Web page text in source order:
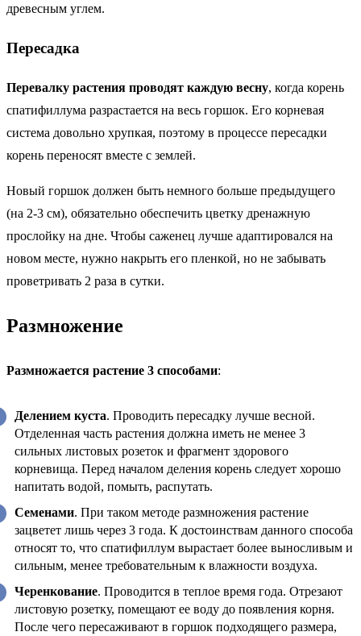
древесным углем.
Пересадка
Перевалку растения проводят каждую весну, когда корень
спатифиллума разрастается на весь горшок. Его корневая
система довольно хрупкая, поэтому в процессе пересадки
корень переносят вместе с землей.
Новый горшок должен быть немного больше предыдущего
(на 2-3 см), обязательно обеспечить цветку дренажную
прослойку на дне. Чтобы саженец лучше адаптировался на
новом месте, нужно накрыть его пленкой, но не забывать
проветривать 2 раза в сутки.
Размножение
Размножается растение 3 способами:
Делением куста. Проводить пересадку лучше весной.
Отделенная часть растения должна иметь не менее 3
сильных листовых розеток и фрагмент здорового
корневища. Перед началом деления корень следует хорошо
напитать водой, помыть, распутать.
Семенами. При таком методе размножения растение
зацветет лишь через 3 года. К достоинствам данного способа
относят то, что спатифиллум вырастает более выносливым и
сильным, менее требовательным к влажности воздуха.
Черенкование. Проводится в теплое время года. Отрезают
листовую розетку, помещают ее воду до появления корня.
После чего пересаживают в горшок подходящего размера,